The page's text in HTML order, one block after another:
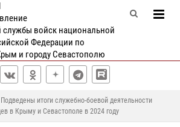
службы войск национальной
Федерации по
и городу Севастополю
Подведены итоги служебно-боевой деятельности
в Крыму и Севастополе в 2024 году